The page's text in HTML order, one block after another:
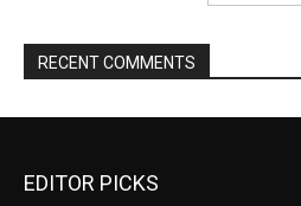
RECENT COMMENTS
EDITOR PICKS